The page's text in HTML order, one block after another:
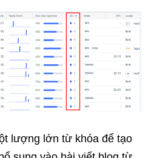
lượng lớn từ khóa để tạo